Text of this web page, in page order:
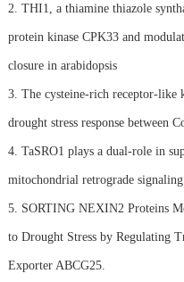
2. THI1, a thiamine thiazole
protein kinase CPK33 and
closure in arabidopsis
3. The cysteine-rich receptor-like
drought stress response between
4. TaSRO1 plays a dual-role in
mitochondrial retrograde signaling
5. SORTING NEXIN2 Proteins
to Drought Stress by Regulating
Exporter ABCG25.